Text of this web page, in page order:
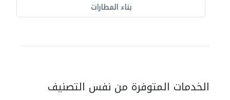
بناء المطارات
الخدمات المتوفرة من نفس التصنيف